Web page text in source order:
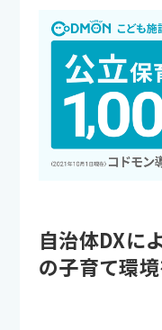
自治体DXに
の子育て環